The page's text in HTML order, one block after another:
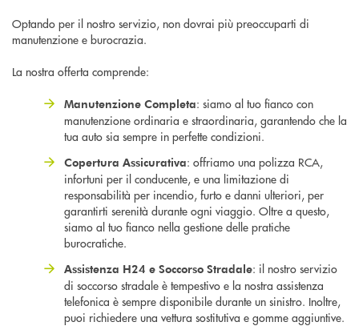
Optando per il nostro servizio, non dovrai più preoccuparti di
manutenzione e burocrazia.
La nostra offerta comprende:
Manutenzione Completa: siamo al tuo fianco con
manutenzione ordinaria e straordinaria, garantendo che la
tua auto sia sempre in perfette condizioni.
Copertura Assicurativa: offriamo una polizza RCA,
infortuni per il conducente, e una limitazione di
responsabilità per incendio, furto e danni ulteriori, per
garantirti serenità durante ogni viaggio. Oltre a questo,
siamo al tuo fianco nella gestione delle pratiche
burocratiche.
Assistenza H24 e Soccorso Stradale: il nostro servizio
di soccorso stradale è tempestivo e la nostra assistenza
telefonica è sempre disponibile durante un sinistro. Inoltre,
puoi richiedere una vettura sostitutiva e gomme aggiuntive.